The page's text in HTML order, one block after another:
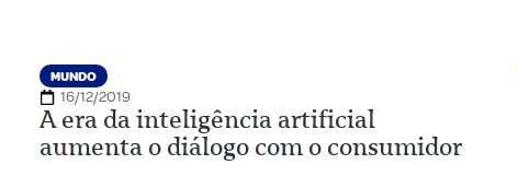
MUNDO
16/12/2019
A era da inteligência artificial
aumenta o diálogo com o consumidor